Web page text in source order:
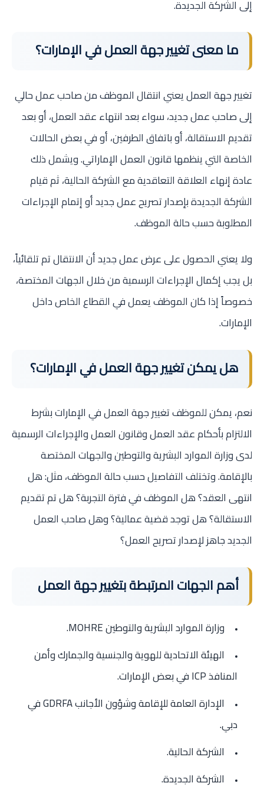
إلى الشركة الجديدة.
ما معنى تغيير جهة العمل في الإمارات؟
تغيير جهة العمل يعني انتقال الموظف من صاحب عمل حالي
إلى صاحب عمل جديد، سواء بعد انتهاء عقد العمل، أو بعد
تقديم الاستقالة، أو باتفاق الطرفين، أو في بعض الحالات
الخاصة التي ينظمها قانون العمل الإماراتي. ويشمل ذلك
عادة إنهاء العلاقة التعاقدية مع الشركة الحالية، ثم قيام
الشركة الجديدة بإصدار تصريح عمل جديد أو إتمام الإجراءات
المطلوبة حسب حالة الموظف.
ولا يعني الحصول على عرض عمل جديد أن الانتقال تم تلقائياً،
بل يجب إكمال الإجراءات الرسمية من خلال الجهات المختصة،
خصوصاً إذا كان الموظف يعمل في القطاع الخاص داخل
الإمارات.
هل يمكن تغيير جهة العمل في الإمارات؟
نعم، يمكن للموظف تغيير جهة العمل في الإمارات بشرط
الالتزام بأحكام عقد العمل وقانون العمل والإجراءات الرسمية
لدى وزارة الموارد البشرية والتوطين والجهات المختصة
بالإقامة. وتختلف التفاصيل حسب حالة الموظف، مثل: هل
انتهى العقد؟ هل الموظف في فترة التجربة؟ هل تم تقديم
الاستقالة؟ هل توجد قضية عمالية؟ وهل صاحب العمل
الجديد جاهز لإصدار تصريح العمل؟
أهم الجهات المرتبطة بتغيير جهة العمل
وزارة الموارد البشرية والتوطين MOHRE.
الهيئة الاتحادية للهوية والجنسية والجمارك وأمن
المنافذ ICP في بعض الإمارات.
الإدارة العامة للإقامة وشؤون الأجانب GDRFA في
دبي.
الشركة الحالية.
الشركة الجديدة.